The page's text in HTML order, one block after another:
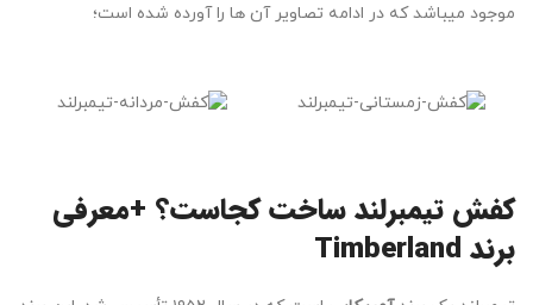
موجود میباشد که در ادامه تصاویر آن ها را آورده شده است؛
کفش تیمبرلند ساخت کجاست؟ +معرفی
برند Timberland